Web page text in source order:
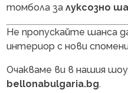
томбола залуксозно
Не пропускайте шанса
интериор с нови
Очакваме ви в нашия
bellonabulgaria.bg.